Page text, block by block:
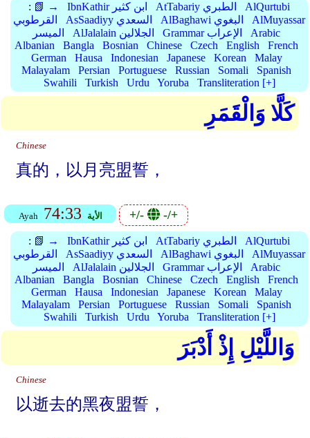
: 📗 → IbnKathir ابن كثير AtTabariy الطبري
AlQurtubi
القرطوبي
AsSaadiyy السعدي AlBaghawi البغوي
AlMuyassar
الميسر
AlJalalain الجلالين Grammar الإعراب
Arabic
Albanian
Bangla Bosnian Chinese Czech English
French
German
Hausa Indonesian Japanese Korean
Malay
Malayalam
Persian Portuguese Russian Somali
Spanish
Swahili
Turkish Urdu Yoruba Transliteration [+]
كَلَّا وَالْقَمَرِ
Chinese
真的，以月亮盟誓，
Ayah 74:33 الأية +/- -/+
: 📗 → IbnKathir ابن كثير AtTabariy الطبري
AlQurtubi
القرطوبي
AsSaadiyy السعدي AlBaghawi البغوي
AlMuyassar
الميسر
AlJalalain الجلالين Grammar الإعراب
Arabic
Albanian
Bangla Bosnian Chinese Czech English
French
German
Hausa Indonesian Japanese Korean
Malay
Malayalam
Persian Portuguese Russian Somali
Spanish
Swahili
Turkish Urdu Yoruba Transliteration [+]
وَاللَّيْلِ إِذْ أَدْبَرَ
Chinese
以逝去的黑夜盟誓，